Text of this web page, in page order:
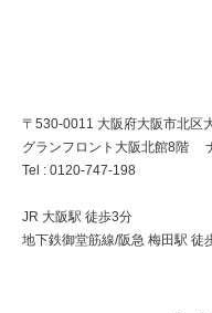
〒530-0011 大阪府大阪市北区
グランフロント大阪北館8階
Tel : 0120-747-198
JR 大阪駅 徒歩3分
地下鉄御堂筋線/阪急 梅田駅 徒